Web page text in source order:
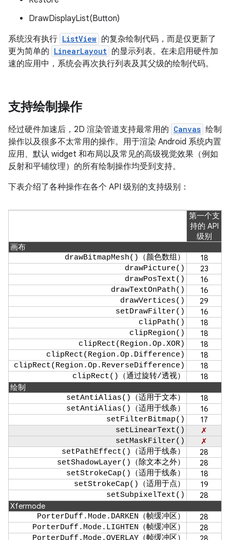
DrawDisplayList(Button)
系统没有执行 ListView 的复杂绘制代码，而是仅更新了
更为简单的 LinearLayout 的显示列表。在未启用硬件加
速的应用中，系统会再次执行列表及其父级的绘制代码。
支持绘制操作
经过硬件加速后，2D 渲染管道支持最常用的 Canvas 绘制
操作以及很多不太常用的操作。用于渲染 Android 系统内置
应用、默认 widget 和布局以及常见的高级视觉效果（例如
反射和平铺纹理）的所有绘制操作均受到支持。
下表介绍了各种操作在各个 API 级别的支持级别：
第一个支
持的 API
级别
画布
drawBitmapMesh()（颜色数组） 18
drawPicture() 23
drawPosText() 16
drawTextOnPath() 16
drawVertices() 29
setDrawFilter() 16
clipPath() 18
clipRegion() 18
clipRect(Region.Op.XOR) 18
clipRect(Region.Op.Difference) 18
clipRect(Region.Op.ReverseDifference) 18
clipRect()（通过旋转/透视）
18
绘制
setAntiAlias()（适用于文本） 18
setAntiAlias()（适用于线条） 16
setFilterBitmap() 17
setLinearText() ✗
setMaskFilter() ✗
setPathEffect()（适用于线条） 28
setShadowLayer()（除文本之外） 28
setStrokeCap()（适用于线条） 18
setStrokeCap()（适用于点） 19
setSubpixelText()
28
Xfermode
PorterDuff.Mode.DARKEN（帧缓冲区） 28
PorterDuff.Mode.LIGHTEN（帧缓冲区） 28
PorterDuff.Mode.OVERLAY（帧缓冲区）